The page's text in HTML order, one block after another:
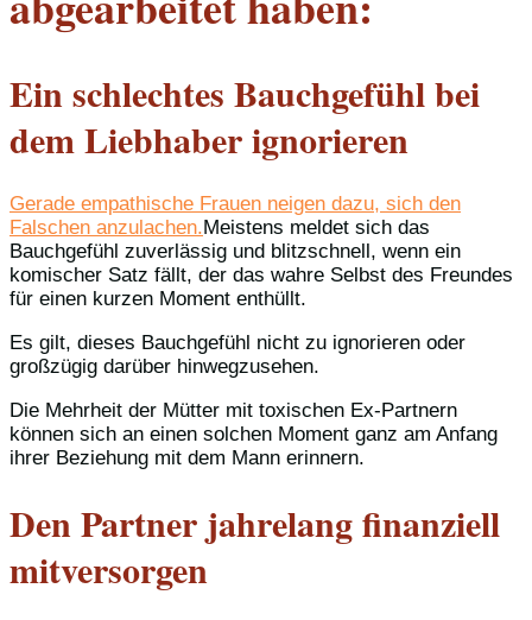
Ein schlechtes Bauchgefühl bei
dem Liebhaber ignorieren
Gerade empathische Frauen neigen dazu, sich den
Falschen anzulachen.Meistens meldet sich das
Bauchgefühl zuverlässig und blitzschnell, wenn ein
komischer Satz fällt, der das wahre Selbst des Freundes
für einen kurzen Moment enthüllt.
Es gilt, dieses Bauchgefühl nicht zu ignorieren oder
großzügig darüber hinwegzusehen.
Die Mehrheit der Mütter mit toxischen Ex-Partnern
können sich an einen solchen Moment ganz am Anfang
ihrer Beziehung mit dem Mann erinnern.
Den Partner jahrelang finanziell
mitversorgen